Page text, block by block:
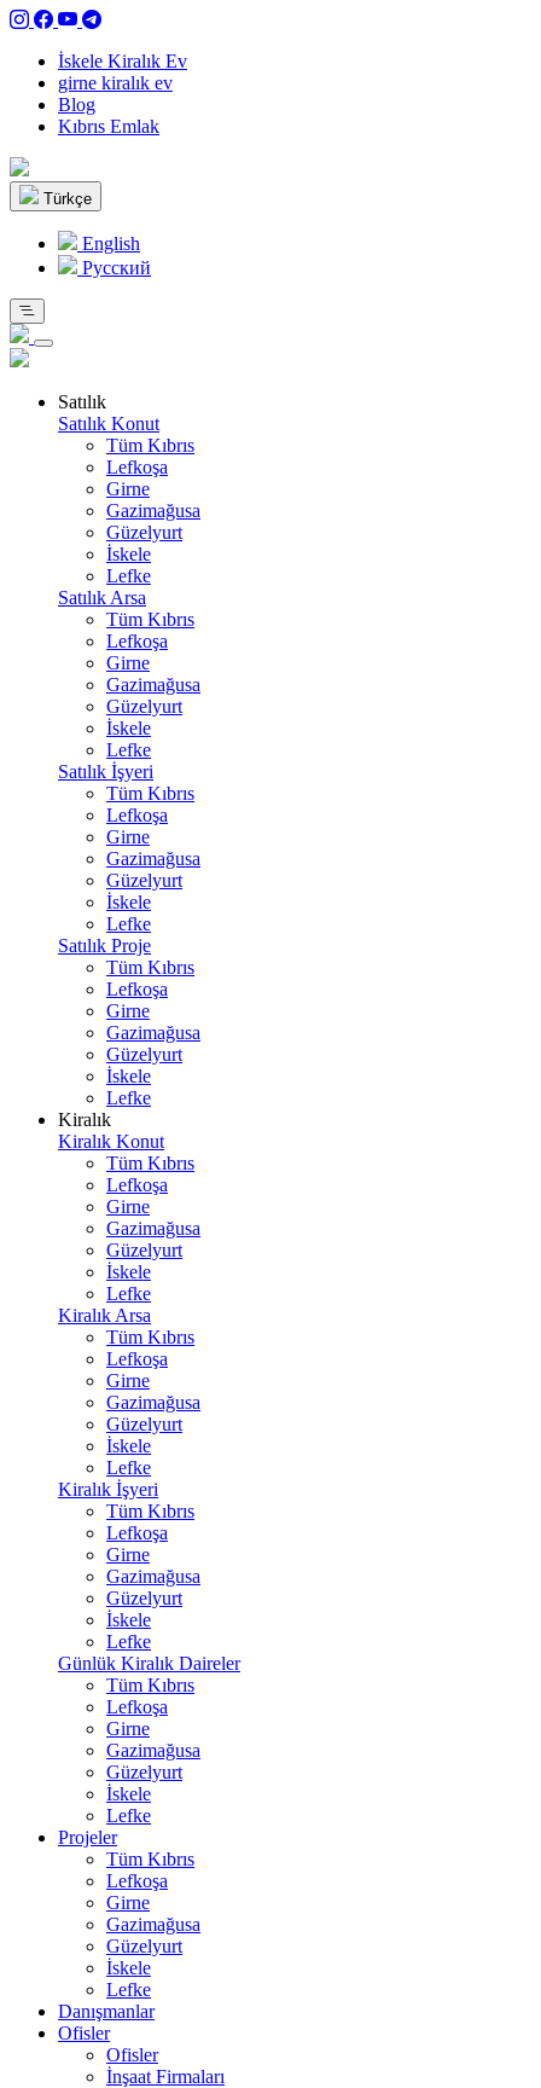
İskele Kiralık Ev
girne kiralık ev
Blog
Kıbrıs Emlak
Türkçe
English
Pусский
Satılık
Satılık Konut
Tüm Kıbrıs
Lefkoşa
Girne
Gazimağusa
Güzelyurt
İskele
Lefke
Satılık Arsa
Tüm Kıbrıs
Lefkoşa
Girne
Gazimağusa
Güzelyurt
İskele
Lefke
Satılık İşyeri
Tüm Kıbrıs
Lefkoşa
Girne
Gazimağusa
Güzelyurt
İskele
Lefke
Satılık Proje
Tüm Kıbrıs
Lefkoşa
Girne
Gazimağusa
Güzelyurt
İskele
Lefke
Kiralık
Kiralık Konut
Tüm Kıbrıs
Lefkoşa
Girne
Gazimağusa
Güzelyurt
İskele
Lefke
Kiralık Arsa
Tüm Kıbrıs
Lefkoşa
Girne
Gazimağusa
Güzelyurt
İskele
Lefke
Kiralık İşyeri
Tüm Kıbrıs
Lefkoşa
Girne
Gazimağusa
Güzelyurt
İskele
Lefke
Günlük Kiralık Daireler
Tüm Kıbrıs
Lefkoşa
Girne
Gazimağusa
Güzelyurt
İskele
Lefke
Projeler
Tüm Kıbrıs
Lefkoşa
Girne
Gazimağusa
Güzelyurt
İskele
Lefke
Danışmanlar
Ofisler
Ofisler
İnşaat Firmaları